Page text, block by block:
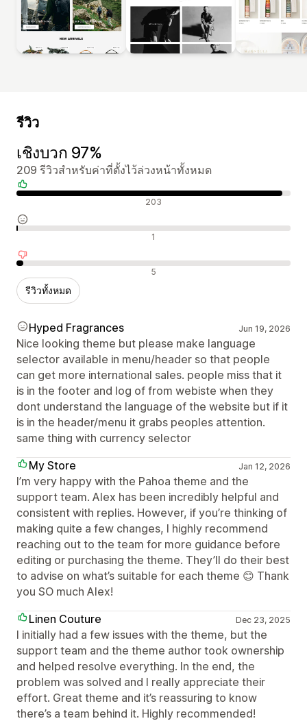
รีวิว
เชิงบวก 97%
209 รีวิวสำหรับค่าที่ตั้งไว้ล่วงหน้าทั้งหมด
รีวิวเชิงบวก 203
รีวิวที่เป็นกลาง 1
รีวิวเชิงลบ 5
รีวิวทั้งหมด
Hyped Fragrances Jun 19, 2026
Nice looking theme but please make language
selector available in menu/header so that people
can get more international sales. people miss that it
is in the footer and log of from webiste when they
dont understand the language of the website but if it
is in the header/menu it grabs peoples attention.
same thing with currency selector
My Store
Jan 12, 2026
I’m very happy with the Pahoa theme and the
support team. Alex has been incredibly helpful and
consistent with replies. However, if you’re thinking of
making quite a few changes, I highly recommend
reaching out to the team for more guidance before
editing or purchasing the theme. They’ll do their best
to advise on what’s suitable for each theme 😊 Thank
you SO much Alex!
Linen Couture
Dec 23, 2025
I initially had a few issues with the theme, but the
support team and the theme author took ownership
and helped resolve everything. In the end, the
problem was solved and I really appreciate their
effort. Great theme and it’s reassuring to know
there’s a team behind it. Highly recommended!